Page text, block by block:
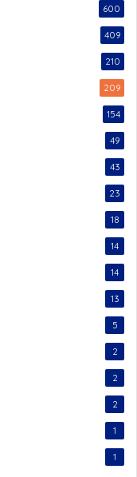
600
409
210
209
154
49
43
23
18
14
14
13
5
2
2
2
1
1